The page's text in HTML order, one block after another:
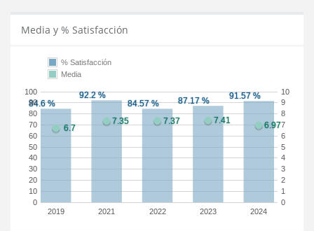
Media y % Satisfacción
2019 2021 2022 2023 2024
0
10
20
30
40
50
60
70
80
90
100
0
1
2
3
4
5
6
7
8
9
10
% Satisfacción
Media